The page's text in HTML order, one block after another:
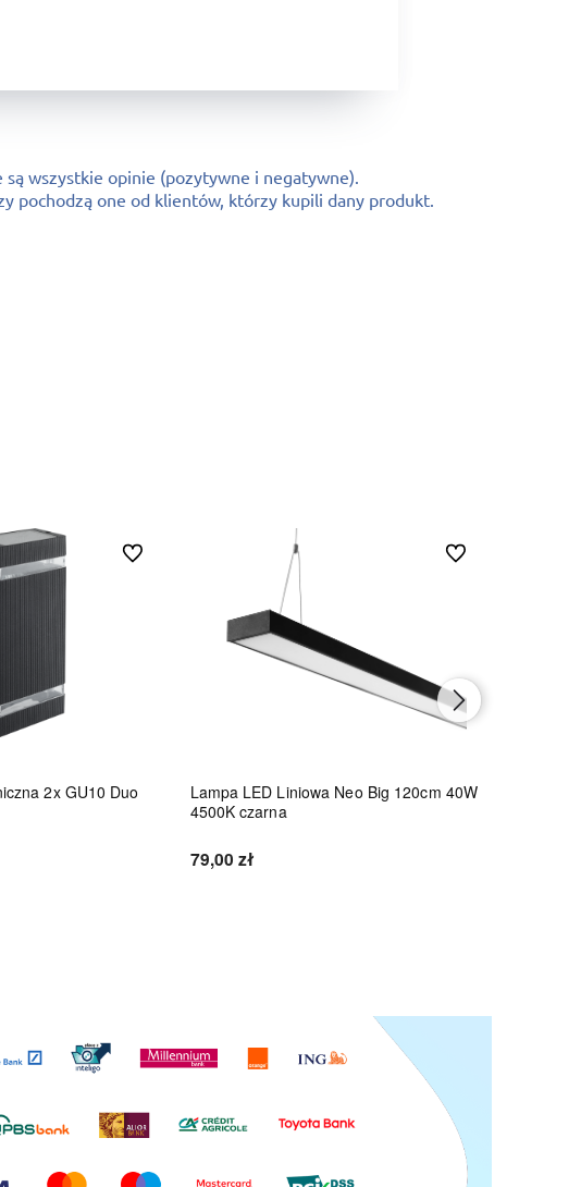
są wszystkie opinie (pozytywne i negatywne).
pochodzą one od klientów, którzy kupili dany produkt.
2x GU10 Duo
Do ulubionych
Lampa LED Liniowa Neo Big 120cm 40W
4500K czarna
79,00 zł
Do ulubionych